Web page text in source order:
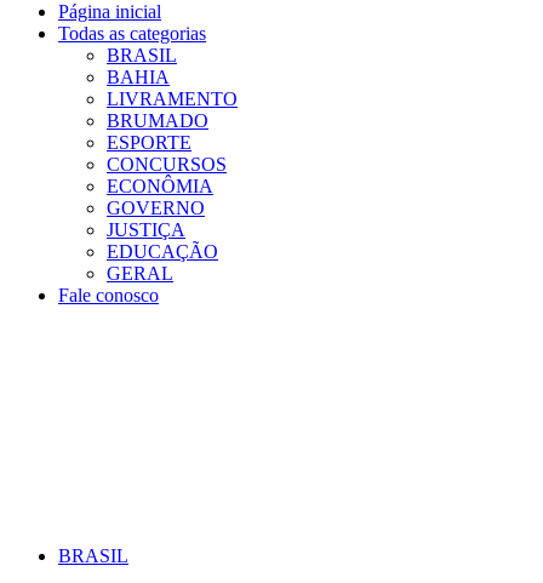
Página inicial
Todas as categorias
BRASIL
BAHIA
LIVRAMENTO
BRUMADO
ESPORTE
CONCURSOS
ECONÔMIA
GOVERNO
JUSTIÇA
EDUCAÇÃO
GERAL
Fale conosco
BRASIL